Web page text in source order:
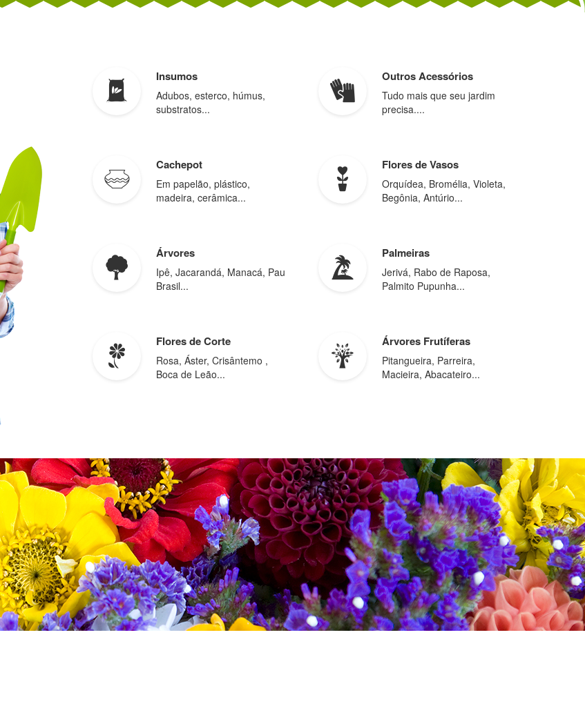
Insumos
Adubos, esterco, húmus,
substratos...
Outros Acessórios
Tudo mais que seu jardim
precisa....
Cachepot
Em papelão, plástico,
madeira, cerâmica...
Flores de Vasos
Orquídea, Bromélia, Violeta,
Begônia, Antúrio...
Árvores
Ipê, Jacarandá, Manacá, Pau
Brasil...
Palmeiras
Jerivá, Rabo de Raposa,
Palmito Pupunha...
Flores de Corte
Rosa, Áster, Crisântemo ,
Boca de Leão...
Árvores Frutíferas
Pitangueira, Parreira,
Macieira, Abacateiro...